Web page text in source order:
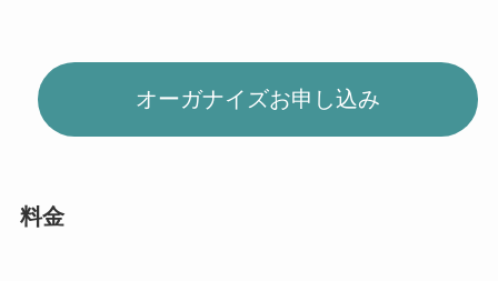
オーガナイズお申し込み
料金